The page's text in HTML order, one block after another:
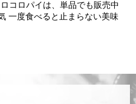
コロパイは、単品でも販売中
一度食べると止まらない美味